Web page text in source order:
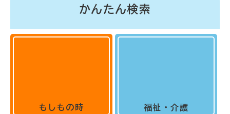
かんたん検索
もしもの時 福祉・介護